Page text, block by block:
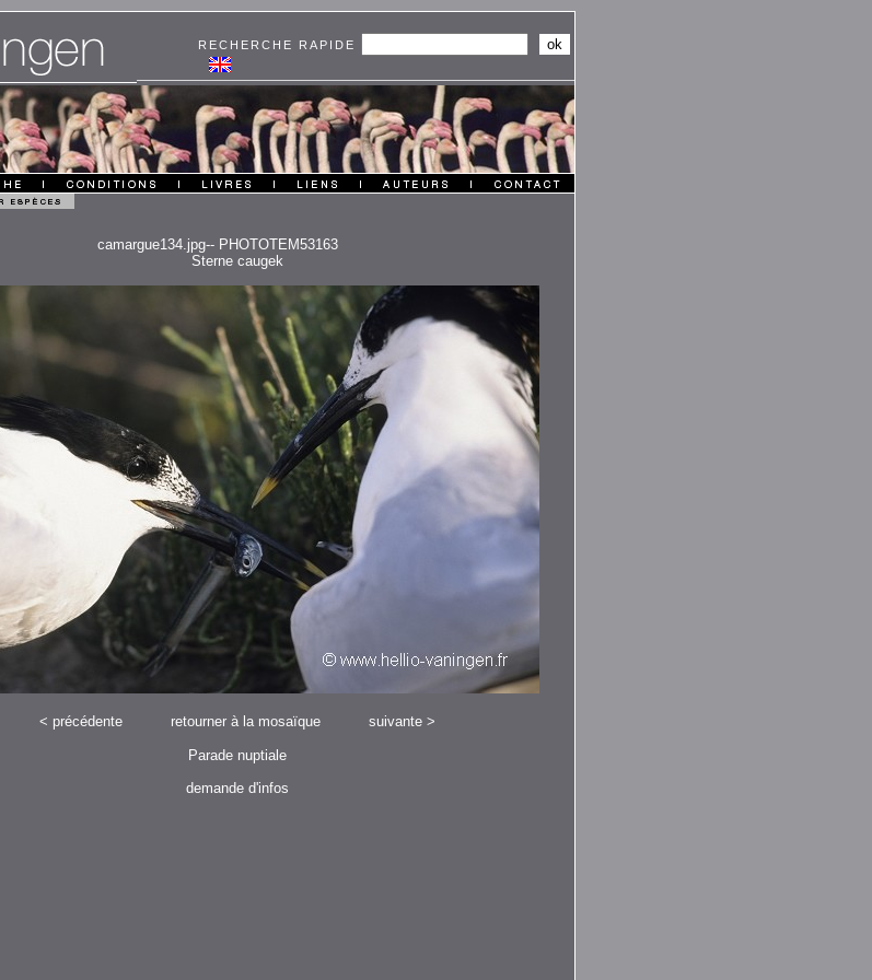
RECHERCHE RAPIDE
camargue134.jpg-- PHOTOTEM53163
Sterne caugek
< précédente retourner à la mosaïque suivante>
Parade nuptiale
demande d'infos